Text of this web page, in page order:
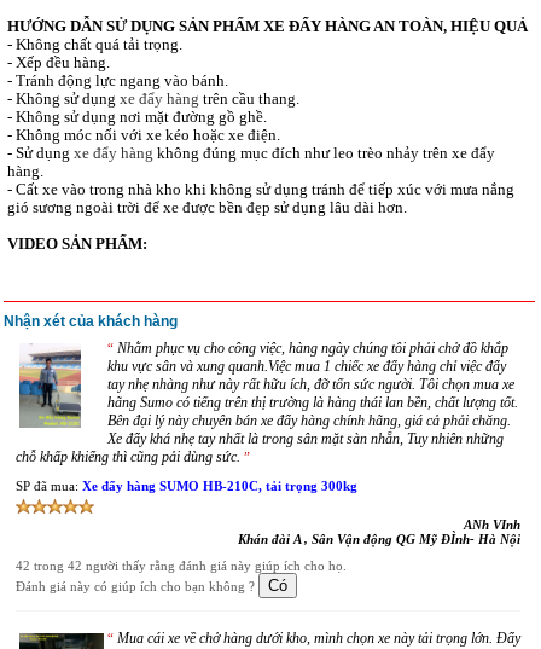
HƯỚNG DẪN SỬ DỤNG SẢN PHẨM XE ĐẨY HÀNG AN TOÀN, HIỆU QUẢ
- Không chất quá tải trọng.
- Xếp đều hàng.
- Tránh động lực ngang vào bánh.
- Không sử dụng xe đẩy hàng trên cầu thang.
- Không sử dụng nơi mặt đường gồ ghề.
- Không móc nối với xe kéo hoặc xe điện.
- Sử dụng xe đẩy hàng không đúng mục đích như leo trèo nhảy trên xe đẩy
hàng.
- Cất xe vào trong nhà kho khi không sử dụng tránh để tiếp xúc với mưa nắng
gió sương ngoài trời để xe được bền đẹp sử dụng lâu dài hơn.
VIDEO SẢN PHẨM:
Nhận xét của khách hàng
“ Nhằm phục vụ cho công việc, hàng ngày chúng tôi phải chở đồ khắp
khu vực sân và xung quanh.Việc mua 1 chiếc xe đẩy hàng chỉ việc đẩy
tay nhẹ nhàng như này rất hữu ích, đỡ tốn sức người. Tôi chọn mua xe
hãng Sumo có tiếng trên thị trường là hàng thái lan bền, chất lượng tốt.
Bên đại lý này chuyên bán xe đẩy hàng chính hãng, giá cả phải chăng.
Xe đẩy khá nhẹ tay nhất là trong sân mặt sàn nhẵn, Tuy nhiên những
chỗ khấp khiểng thì cũng pải dùng sức. ”
SP đã mua: Xe đẩy hàng SUMO HB-210C, tải trọng 300kg
ANh VInh
Khán đài A , Sân Vận động QG Mỹ ĐÌnh- Hà Nội
42 trong 42 người thấy rằng đánh giá này giúp ích cho họ.
Đánh giá này có giúp ích cho bạn không ?
“ Mua cái xe về chở hàng dưới kho, mình chọn xe này tải trọng lớn. Đẩy